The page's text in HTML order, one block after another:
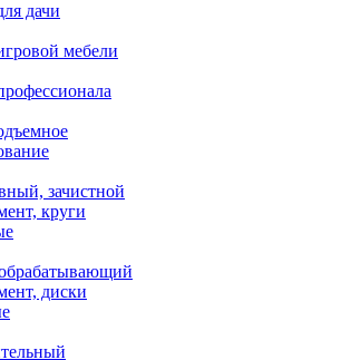
дачи
мебели
зачистной
круги
диски